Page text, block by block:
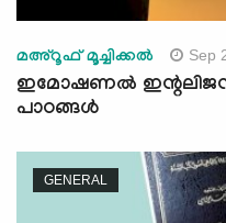
മഅ്റൂഫ് മൂച്ചിക്കല്‍ Sep
ഇമോഷണൽ
പാഠങ്ങൾ
GENERAL